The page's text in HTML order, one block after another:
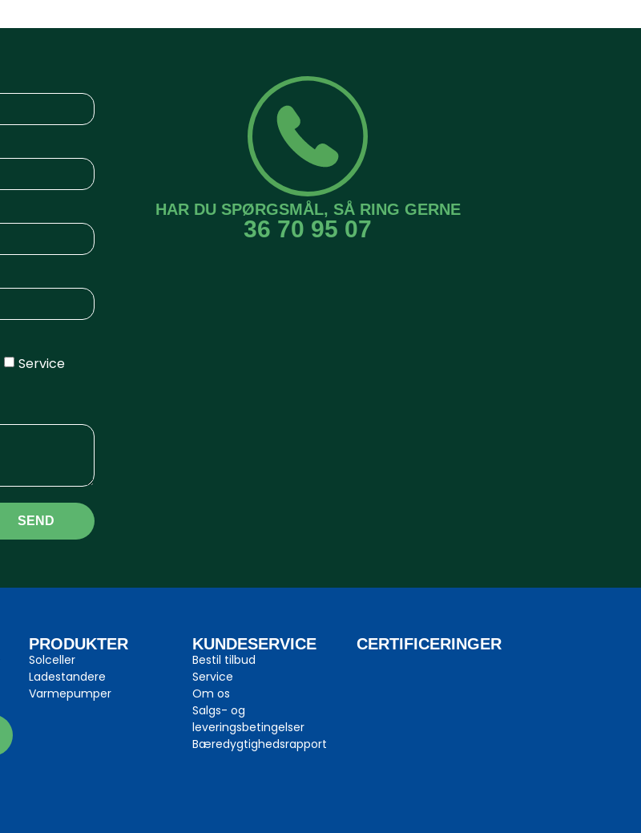
Service
SEND
HAR DU SPØRGSMÅL, SÅ RING GERNE
36 70 95 07
PRODUKTER
Solceller
Ladestandere
Varmepumper
KUNDESERVICE
Bestil tilbud
Service
Om os
Salgs- og
leveringsbetingelser
Bæredygtighedsrapport
CERTIFICERINGER